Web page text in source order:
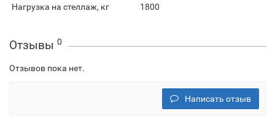
Нагрузка на стеллаж, кг
1800
Отзывы 0
Отзывов пока нет.
Написать отзыв